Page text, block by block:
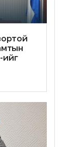
ийг